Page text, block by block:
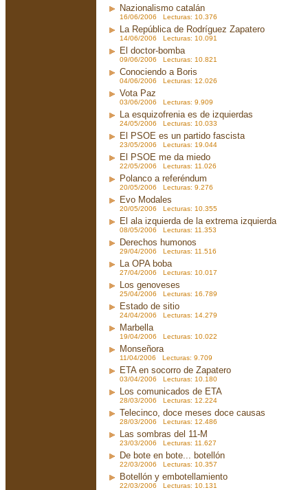
Nazionalismo catalán
16/06/2006 Lecturas: 10.376
La República de Rodríguez Zapatero
14/06/2006 Lecturas: 10.091
El doctor-bomba
09/06/2006 Lecturas: 10.821
Conociendo a Boris
04/06/2006 Lecturas: 12.026
Vota Paz
03/06/2006 Lecturas: 9.909
La esquizofrenia es de izquierdas
24/05/2006 Lecturas: 10.033
El PSOE es un partido fascista
23/05/2006 Lecturas: 19.044
El PSOE me da miedo
22/05/2006 Lecturas: 11.026
Polanco a referéndum
20/05/2006 Lecturas: 9.276
Evo Modales
20/05/2006 Lecturas: 10.355
El ala izquierda de la extrema izquierda
08/05/2006 Lecturas: 11.353
Derechos humonos
29/04/2006 Lecturas: 11.516
La OPA boba
27/04/2006 Lecturas: 10.017
Los genoveses
25/04/2006 Lecturas: 16.789
Estado de sitio
24/04/2006 Lecturas: 14.279
Marbella
19/04/2006 Lecturas: 10.022
Monseñora
11/04/2006 Lecturas: 9.709
ETA en socorro de Zapatero
03/04/2006 Lecturas: 10.180
Los comunicados de ETA
28/03/2006 Lecturas: 12.224
Telecinco, doce meses doce causas
28/03/2006 Lecturas: 12.486
Las sombras del 11-M
23/03/2006 Lecturas: 11.627
De bote en bote... botellón
22/03/2006 Lecturas: 10.357
Botellón y embotellamiento
22/03/2006 Lecturas: 10.131